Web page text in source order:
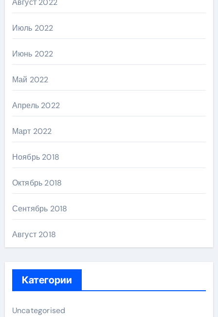
Август 2022
Июль 2022
Июнь 2022
Май 2022
Апрель 2022
Март 2022
Ноябрь 2018
Октябрь 2018
Сентябрь 2018
Август 2018
Категории
Uncategorised